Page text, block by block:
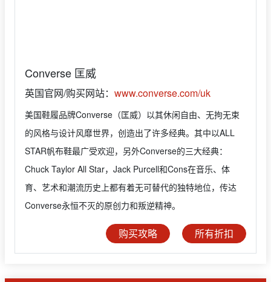
Converse 匡威
英国官网/购买网站： www.converse.com/uk
美国鞋履品牌Converse（匡威）以其休闲自由、无拘无束
的风格与设计风靡世界，创造出了许多经典。其中以ALL
STAR帆布鞋最广受欢迎，另外Converse的三大经典：
Chuck Taylor All Star，Jack Purcell和Cons在音乐、体
育、艺术和潮流历史上都有着无可替代的独特地位，传达
Converse永恒不灭的原创力和叛逆精神。
购买攻略 所有折扣